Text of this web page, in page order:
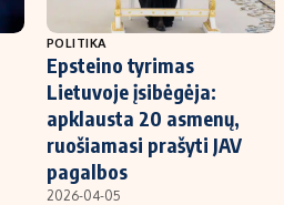
POLITIKA
Epsteino tyrimas
Lietuvoje įsibėgėja:
apklausta 20 asmenų,
ruošiamasi prašyti JAV
pagalbos
2026-04-05